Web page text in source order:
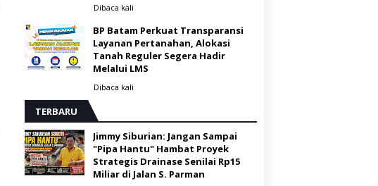
Dibaca kali
BP Batam Perkuat Transparansi
Layanan Pertanahan, Alokasi
Tanah Reguler Segera Hadir
Melalui LMS
Dibaca kali
TERBARU
Jimmy Siburian: Jangan Sampai
"Pipa Hantu" Hambat Proyek
Strategis Drainase Senilai Rp15
Miliar di Jalan S. Parman